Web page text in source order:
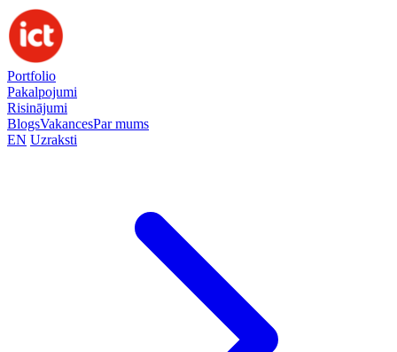
Portfolio
Pakalpojumi
Risinājumi
BlogsVakancesPar mums
EN Uzraksti